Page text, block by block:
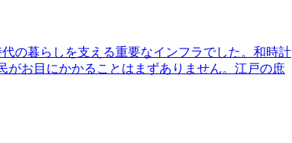
の暮らしを支える重要なインフラでした。和時計
がお目にかかることはまずありません。江戸の庶